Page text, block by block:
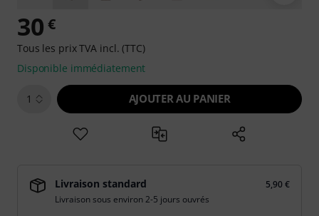
30 €
Tous les prix TVA incl. (TTC)
Disponible immédiatement
1 AJOUTER AU PANIER
Livraison standard
5,90 €
Livraison sous environ 2-5 jours ouvrés